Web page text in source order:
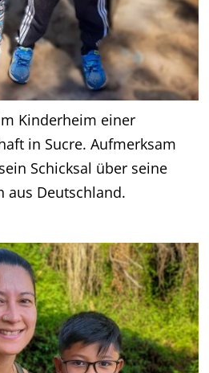
Kinderheim einer
in Sucre. Aufmerksam
Schicksal über seine
aus Deutschland.